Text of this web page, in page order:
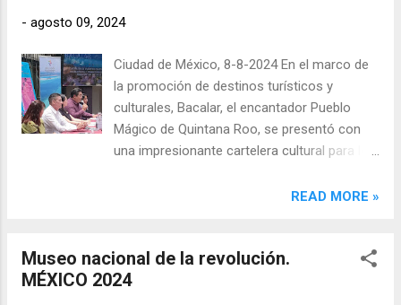
vidas personales, estableciendo un vínculo
a lo largo de los siglos, han sido
compañeras silenciosas de innumerables
generaciones.
- agosto 09, 2024
Ciudad de México, 8-8-2024 En el marco de
la promoción de destinos turísticos y
culturales, Bacalar, el encantador Pueblo
Mágico de Quintana Roo, se presentó con
una impresionante cartelera cultural para los
octubre. La presentación, que tuvo lugar en
destacó la riqueza cultural y natural de
Bacalar, subrayando su compromiso de
READ MORE »
Museo nacional de la revolución.
MÉXICO 2024